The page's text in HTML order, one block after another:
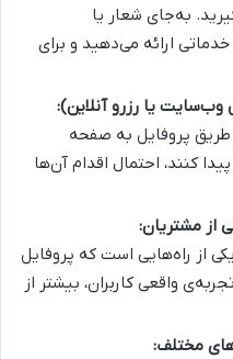
به‌جای شعار یا
ارائه می‌دهید و برای
وب‌سایت یا رزرو آنلاین):
طریق پروفایل به صفحه
کنند، احتمال اقدام آن‌ها
از مشتریان:
از راه‌هایی است که پروفایل
واقعی کاربران، بیشتر از
مختلف: